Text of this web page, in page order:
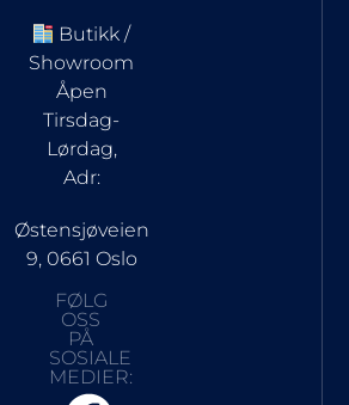
Butikk /
Showroom
Åpen
Tirsdag-
Lørdag,
Adr:
Østensjøveien
9, 0661 Oslo
FØLG
OSS
PÅ
SOSIALE
MEDIER: